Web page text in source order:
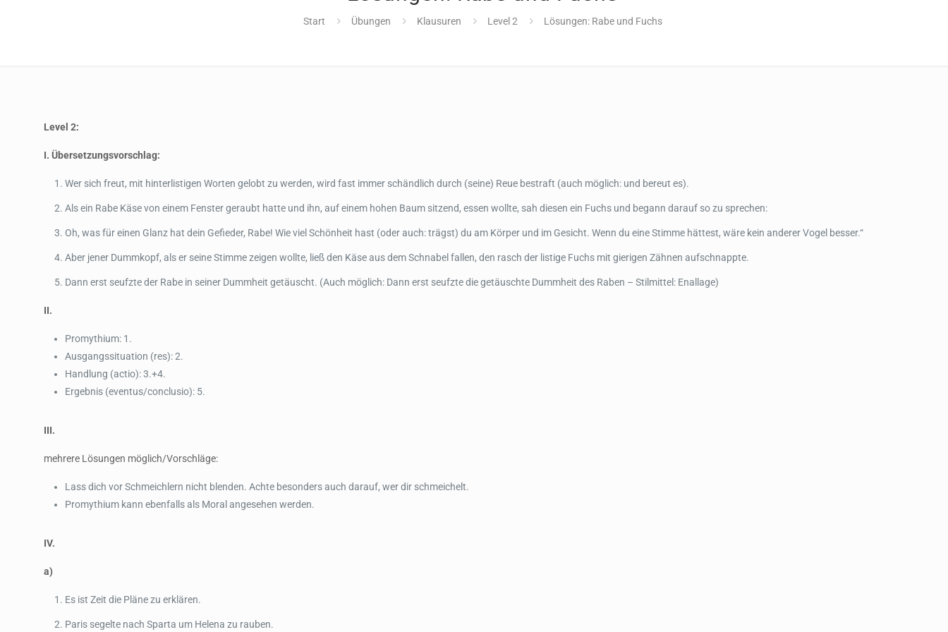
Start Übungen Klausuren Level 2 Lösungen: Rabe und Fuchs
Level 2:
I. Übersetzungsvorschlag:
Wer sich freut, mit hinterlistigen Worten gelobt zu werden, wird fast immer schändlich durch (seine) Reue bestraft (auch möglich: und bereut es).
Als ein Rabe Käse von einem Fenster geraubt hatte und ihn, auf einem hohen Baum sitzend, essen wollte, sah diesen ein Fuchs und begann darauf so zu sprechen:
Oh, was für einen Glanz hat dein Gefieder, Rabe! Wie viel Schönheit hast (oder auch: trägst) du am Körper und im Gesicht. Wenn du eine Stimme hättest, wäre kein anderer Vogel besser.“
Aber jener Dummkopf, als er seine Stimme zeigen wollte, ließ den Käse aus dem Schnabel fallen, den rasch der listige Fuchs mit gierigen Zähnen aufschnappte.
Dann erst seufzte der Rabe in seiner Dummheit getäuscht. (Auch möglich: Dann erst seufzte die getäuschte Dummheit des Raben – Stilmittel: Enallage)
II.
Promythium: 1.
Ausgangssituation (res): 2.
Handlung (actio): 3.+4.
Ergebnis (eventus/conclusio): 5.
III.
mehrere Lösungen möglich/Vorschläge:
Lass dich vor Schmeichlern nicht blenden. Achte besonders auch darauf, wer dir schmeichelt.
Promythium kann ebenfalls als Moral angesehen werden.
IV.
a)
Es ist Zeit die Pläne zu erklären.
Paris segelte nach Sparta um Helena zu rauben.